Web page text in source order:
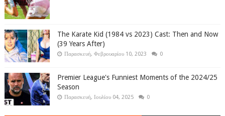
The Karate Kid (1984 vs 2023) Cast: Then and Now
(39 Years After)
Παρασκευή, Φεβρουαρίου 10, 2023 0
Premier League's Funniest Moments of the 2024/25
Season
Παρασκευή, Ιουλίου 04, 2025 0